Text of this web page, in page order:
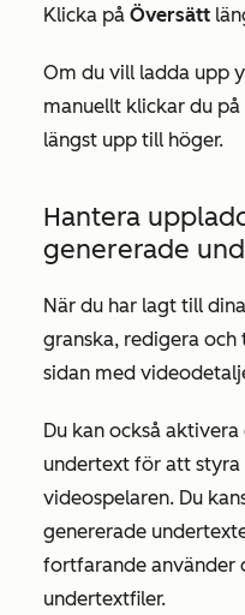
Klicka på Översätt
Om du vill ladda upp
manuellt klickar du på
längst upp till höger.
Hantera
genererade
När du har lagt till
granska, redigera
sidan med
Du kan också
undertext för att styra
videospelaren. Du
genererade
fortfarande använder
undertextfiler.